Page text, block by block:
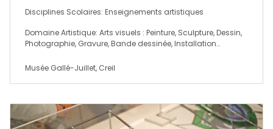
Disciplines Scolaires: Enseignements artistiques
Domaine Artistique: Arts visuels : Peinture, Sculpture, Dessin,
Photographie, Gravure, Bande dessinée, Installation…
Musée Gallé-Juillet, Creil